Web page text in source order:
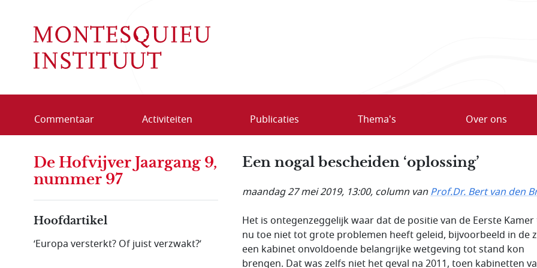
Commentaar Activiteiten Publicaties Thema's Over ons
Een nogal bescheiden ‘oplossing’
maandag 27 mei 2019, 13:00, column vanProf.Dr. Bert van den
Het is ontegenzeggelijk waar dat de positie van de Eerste
nu toe niet tot grote problemen heeft geleid, bijvoorbeeld in de
een kabinet onvoldoende belangrijke wetgeving tot stand kon
brengen. Dat was zelfs niet het geval na 2011, toen kabinetten
De Hofvijver Jaargang 9,
nummer 97
Hoofdartikel
‘Europa versterkt? Of juist verzwakt?’